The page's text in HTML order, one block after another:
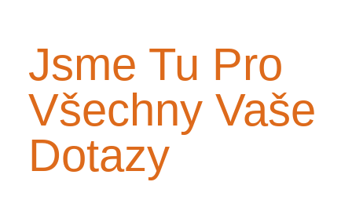
Jsme Tu Pro
Všechny Vaše
Dotazy